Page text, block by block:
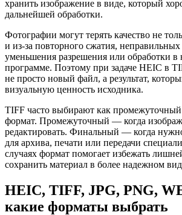
хранить изображение в виде, который
дальнейшей обработки.
Фотографии могут терять качество не
и из-за повторного сжатия, неправильных
уменьшения разрешения или обработки в
программе. Поэтому при задаче HEIC в
не просто новый файл, а результат,
визуальную ценность исходника.
TIFF часто выбирают как
формат. Промежуточный — когда
редактировать. Финальный — когда
для архива, печати или передачи
случаях формат помогает избежать
сохранить материал в более надежном
HEIC, TIFF, JPG, PNG,
какие форматы выбрать